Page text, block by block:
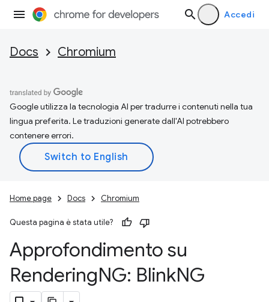
Accedi
Docs Chromium
Google utilizza la tecnologia AI per tradurre i contenuti nella tua
lingua preferita. Le traduzioni generate dall'AI potrebbero
contenere errori.
Home page Docs Chromium
Questa pagina è stata utile?
Approfondimento su
RenderingNG: BlinkNG